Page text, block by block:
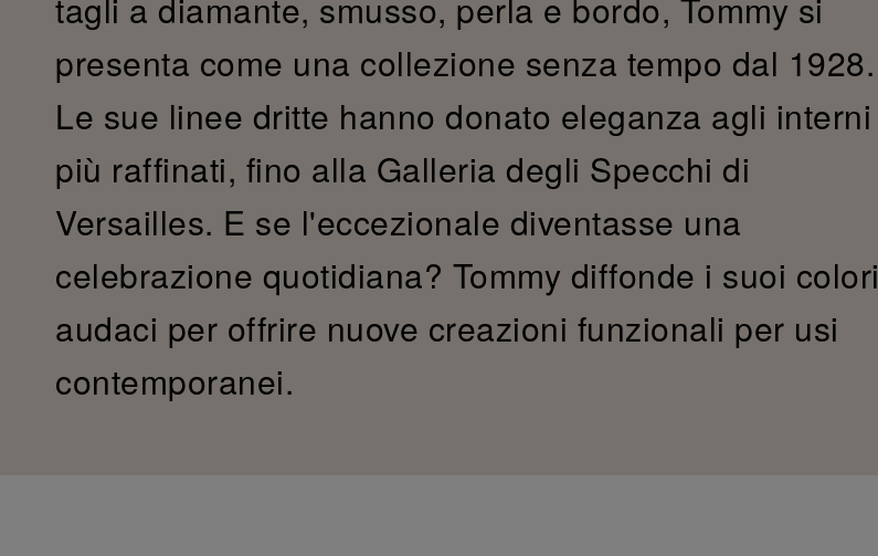
presenta come una collezione senza tempo dal 1928.
Le sue linee dritte hanno donato eleganza agli interni
più raffinati, fino alla Galleria degli Specchi di
Versailles. E se l'eccezionale diventasse una
celebrazione quotidiana? Tommy diffonde i suoi colori
audaci per offrire nuove creazioni funzionali per usi
contemporanei.